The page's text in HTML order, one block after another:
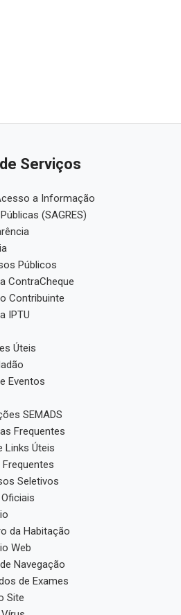
Serviços
a Informação
(SAGRES)
Públicos
ContraCheque
Contribuinte
IPTU
Úteis
Eventos
SEMADS
Frequentes
Links Úteis
Frequentes
Seletivos
da Habitação
Web
Navegação
de Exames
Site